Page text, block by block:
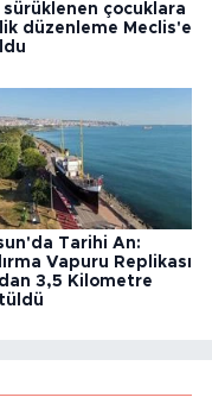
sürüklenen çocuklara
düzenleme Meclis'e
Tarihi An:
Vapuru Replikası
3,5 Kilometre